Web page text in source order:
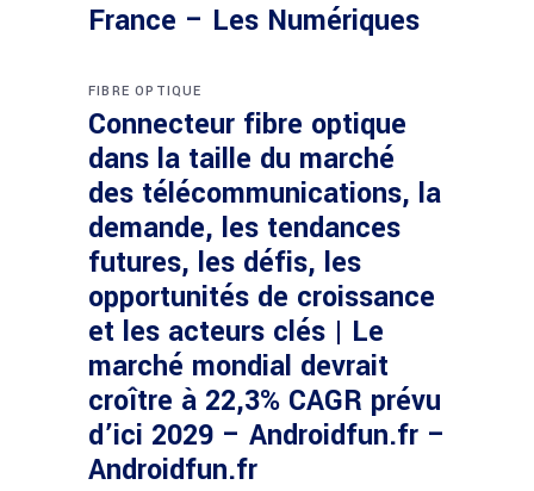
France – Les Numériques
FIBRE OPTIQUE
Connecteur fibre optique
dans la taille du marché
des télécommunications, la
demande, les tendances
futures, les défis, les
opportunités de croissance
et les acteurs clés | Le
marché mondial devrait
croître à 22,3% CAGR prévu
d’ici 2029 – Androidfun.fr –
Androidfun.fr